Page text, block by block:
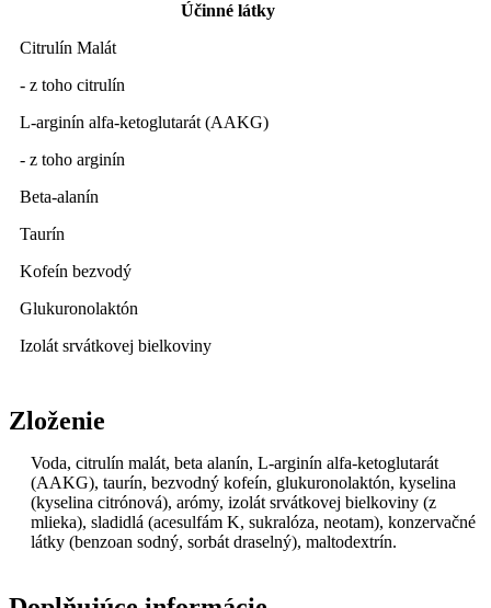
Účinné látky
Citrulín Malát
- z toho citrulín
L-arginín alfa-ketoglutarát (AAKG)
- z toho arginín
Beta-alanín
Taurín
Kofeín bezvodý
Glukuronolaktón
Izolát srvátkovej bielkoviny
Zloženie
Voda, citrulín malát, beta alanín, L-arginín alfa-ketoglutarát
(AAKG), taurín, bezvodný kofeín, glukuronolaktón, kyselina
(kyselina citrónová), arómy, izolát srvátkovej bielkoviny (z
mlieka), sladidlá (acesulfám K, sukralóza, neotam), konzervačné
látky (benzoan sodný, sorbát draselný), maltodextrín.